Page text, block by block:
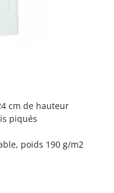
cm de hauteur
piqués
poids 190 g/m2